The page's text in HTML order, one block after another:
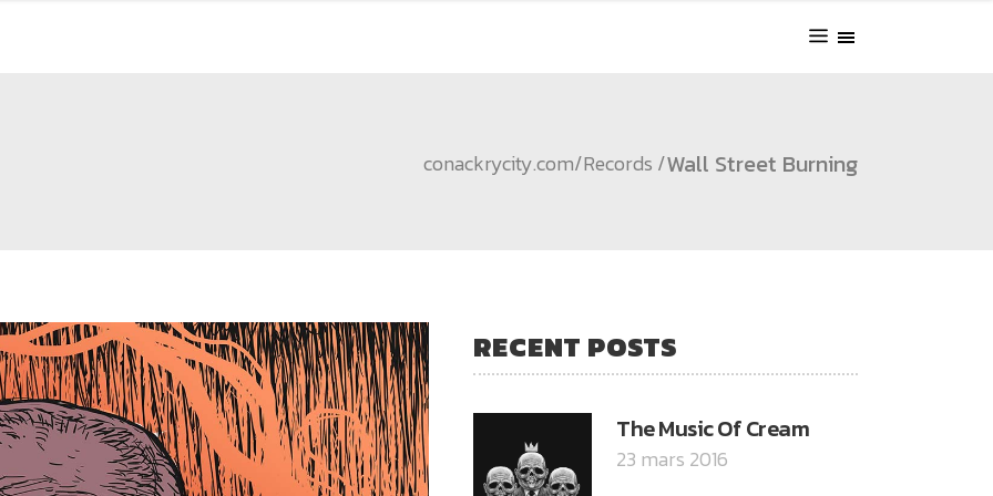
conackrycity.com/Records /Wall Street Burning
RECENT POSTS
The Music Of Cream
23 mars 2016